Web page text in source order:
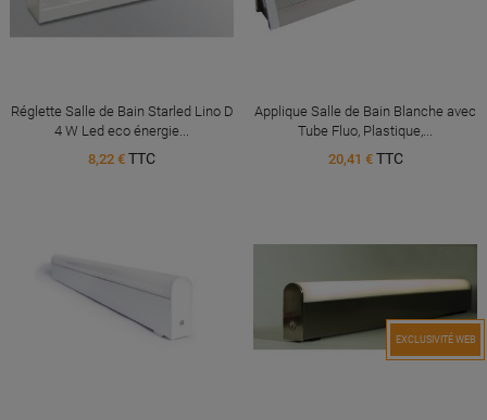
Réglette Salle de Bain Starled Lino D
4 W Led eco énergie...
8,22 € TTC
Applique Salle de Bain Blanche avec
Tube Fluo, Plastique,...
20,41 € TTC
EXCLUSIVITÉ WEB